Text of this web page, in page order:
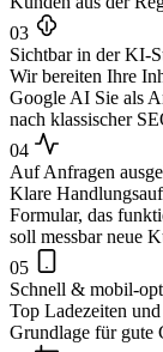
03
Sichtbar in der KI-
Wir bereiten Ihre
Google AI Sie als
nach klassischer
04
Auf Anfragen
Klare
Formular, das
soll messbar neue
05
Schnell & mobil-
Top Ladezeiten
Grundlage für gute